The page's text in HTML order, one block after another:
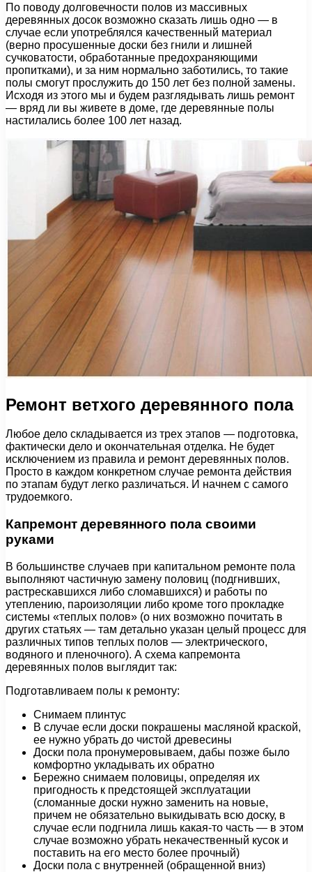
По поводу долговечности полов из массивных
деревянных досок возможно сказать лишь одно — в
случае если употреблялся качественный материал
(верно просушенные доски без гнили и лишней
сучковатости, обработанные предохраняющими
пропитками), и за ним нормально заботились, то такие
полы смогут прослужить до 150 лет без полной замены.
Исходя из этого мы и будем разглядывать лишь ремонт
— вряд ли вы живете в доме, где деревянные полы
настилались более 100 лет назад.
Ремонт ветхого деревянного пола
Любое дело складывается из трех этапов — подготовка,
фактически дело и окончательная отделка. Не будет
исключением из правила и ремонт деревянных полов.
Просто в каждом конкретном случае ремонта действия
по этапам будут легко различаться. И начнем с самого
трудоемкого.
Капремонт деревянного пола своими
руками
В большинстве случаев при капитальном ремонте пола
выполняют частичную замену половиц (подгнивших,
растрескавшихся либо сломавшихся) и работы по
утеплению, пароизоляции либо кроме того прокладке
системы «теплых полов» (о них возможно почитать в
других статьях — там детально указан целый процесс для
различных типов теплых полов — электрического,
водяного и пленочного). А схема капремонта
деревянных полов выглядит так:
Подготавливаем полы к ремонту:
Снимаем плинтус
В случае если доски покрашены масляной краской,
ее нужно убрать до чистой древесины
Доски пола пронумеровываем, дабы позже было
комфортно укладывать их обратно
Бережно снимаем половицы, определяя их
пригодность к предстоящей эксплуатации
(сломанные доски нужно заменить на новые,
причем не обязательно выкидывать всю доску, в
случае если подгнила лишь какая-то часть — в этом
случае возможно убрать некачественный кусок и
поставить на его место более прочный)
Доски пола с внутренней (обращенной вниз)